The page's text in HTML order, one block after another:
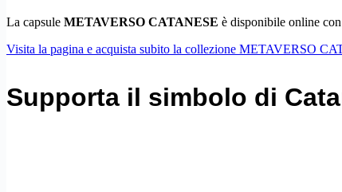
La capsule METAVERSO CATANESE è disponibile online
Visita la pagina e acquista subito la collezione METAVERSO
Supporta il simbolo di